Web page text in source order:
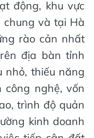
động, khu vực
chung và tại Hà
rào cản nhất
địa bàn tỉnh
nhỏ, thiếu năng
công nghệ, vốn
trình độ quản
kinh doanh